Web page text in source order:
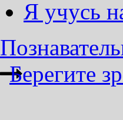
Я учусь
Берегите